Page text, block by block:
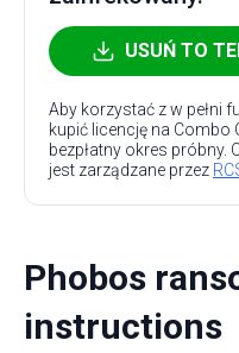
USUŃ TO
Aby korzystać z w pełni
kupić licencję na Combo
bezpłatny okres próbny.
jest zarządzane przez
Phobos
instructions